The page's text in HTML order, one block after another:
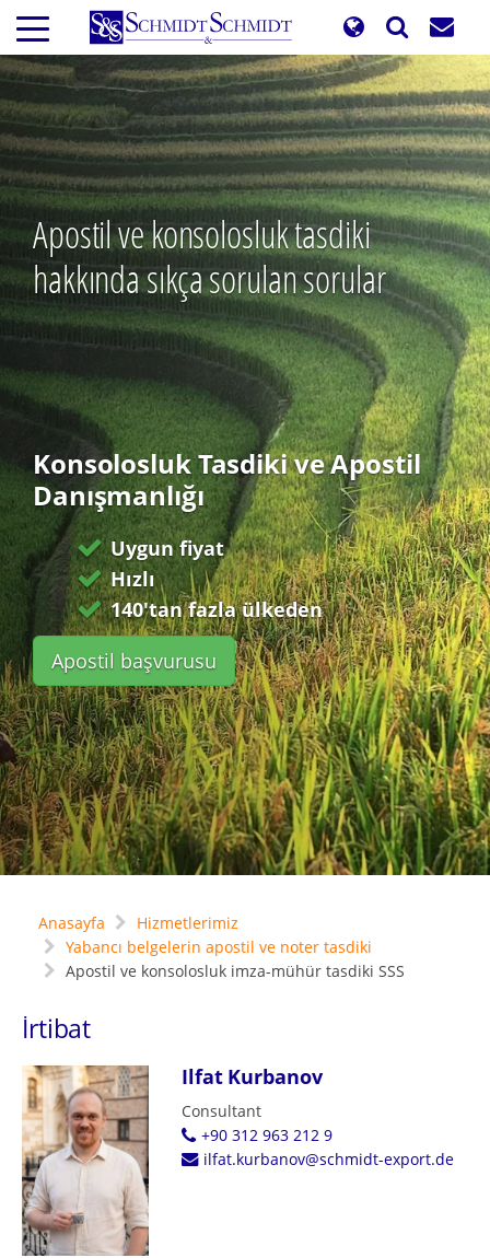
Ana
içeriğe
atla
Apostil ve konsolosluk tasdiki
hakkında sıkça sorulan sorular
Konsolosluk Tasdiki ve Apostil
Danışmanlığı
Uygun fiyat
Hızlı
140'tan fazla ülkeden
Apostil başvurusu
Anasayfa
Hizmetlerimiz
Yabancı belgelerin apostil ve noter tasdiki
Apostil ve konsolosluk imza-mühür tasdiki SSS
İrtibat
Ilfat Kurbanov
Consultant
+90 312 963 212 9
ilfat.kurbanov@schmidt-export.de